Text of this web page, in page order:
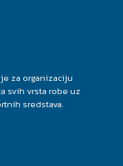
za organizaciju
svih vrsta robe uz
sredstava.